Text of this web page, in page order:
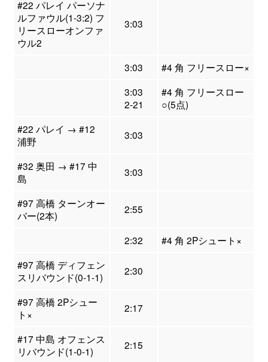
#22 パレイ パーソナ
ルファウル(1-3:2) フ
リースローオンファ
ウル2
3:03
3:03
#4 角 フリースロー×
3:03
2-21
#4 角 フリースロー
○(5点)
#22 パレイ → #12
浦野
3:03
#32 奥田 → #17 中
島
3:03
#97 高橋 ターンオー
バー(2本)
2:55
2:32
#4 角 2Pシュート×
#97 高橋 ディフェン
スリバウンド(0-1-1)
2:30
#97 高橋 2Pシュー
ト×
2:17
#17 中島 オフェンス
リバウンド(1-0-1)
2:15